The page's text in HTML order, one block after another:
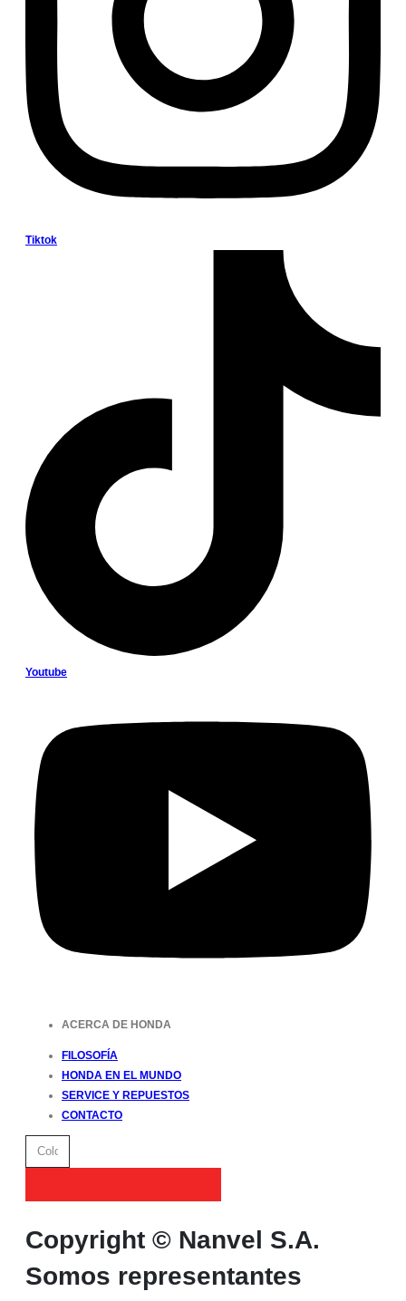
Tiktok
Youtube
ACERCA DE HONDA
FILOSOFÍA
HONDA EN EL MUNDO
SERVICE Y REPUESTOS
CONTACTO
Copyright © Nanvel S.A.
Somos representantes